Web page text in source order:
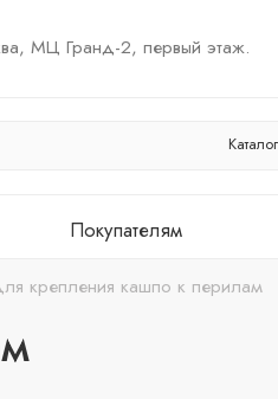
МЦ Гранд-2, первый этаж.
Каталог
Покупателям
крепления кашпо к перилам